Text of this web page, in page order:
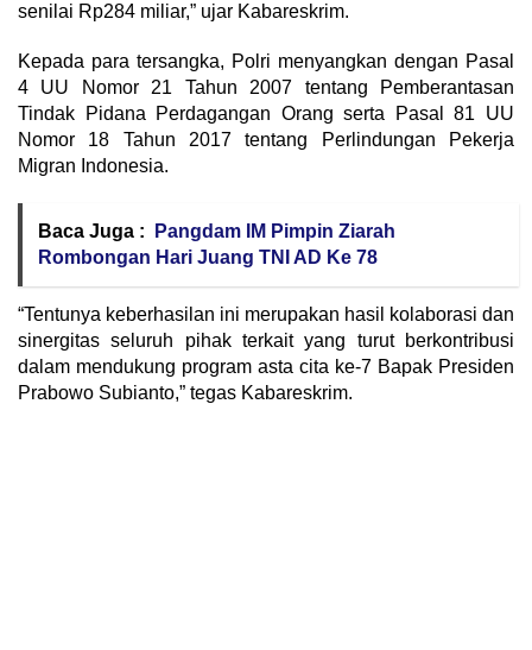
senilai Rp284 miliar,” ujar Kabareskrim.
Kepada para tersangka, Polri menyangkan dengan Pasal
4 UU Nomor 21 Tahun 2007 tentang Pemberantasan
Tindak Pidana Perdagangan Orang serta Pasal 81 UU
Nomor 18 Tahun 2017 tentang Perlindungan Pekerja
Migran Indonesia.
Baca Juga :
Pangdam IM Pimpin Ziarah
Rombongan Hari Juang TNI AD Ke 78
“Tentunya keberhasilan ini merupakan hasil kolaborasi dan
sinergitas seluruh pihak terkait yang turut berkontribusi
dalam mendukung program asta cita ke-7 Bapak Presiden
Prabowo Subianto,” tegas Kabareskrim.